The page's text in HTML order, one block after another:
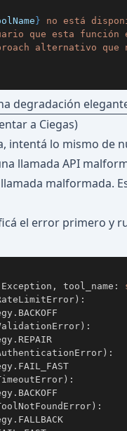
} no está
que esta función
alternativo que
degradación
a Ciegas)
intentá lo mismo de
llamada API
malformada.
el error primero y
Exception , tool_name :
) :
.
) :
.
) :
.
) :
.
) :
.